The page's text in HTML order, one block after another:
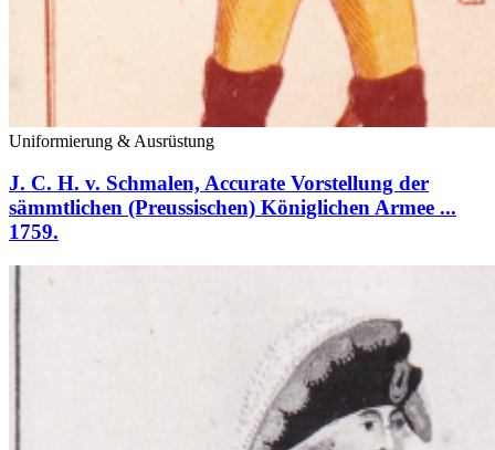
Uniformierung & Ausrüstung
J. C. H. v. Schmalen, Accurate Vorstellung der
sämmtlichen (Preussischen) Königlichen Armee ...
1759.